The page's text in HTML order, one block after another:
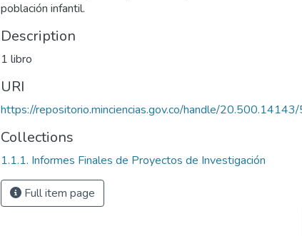
población infantil.
Description
1 libro
URI
https://repositorio.minciencias.gov.co/handle/
Collections
1.1.1. Informes Finales de Proyectos de Investigación
Full item page